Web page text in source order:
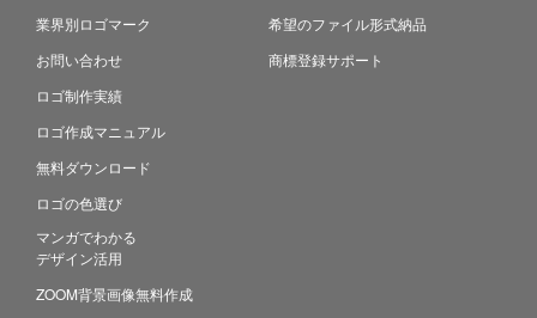
業界別ロゴマーク
お問い合わせ
ロゴ制作実績
ロゴ作成マニュアル
無料ダウンロード
ロゴの色選び
マンガでわかる
デザイン活用
ZOOM背景画像無料作成
希望のファイル形式納品
商標登録サポート